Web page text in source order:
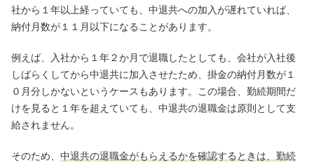
社から１年以上経っていても、中退共への加入が遅れていれば、
納付月数が１１月以下になることがあります。
例えば、入社から１年２か月で退職したとしても、会社が入社後
しばらくしてから中退共に加入させたため、掛金の納付月数が１
０月分しかないというケースもあります。この場合、勤続期間だ
けを見ると１年を超えていても、中退共の退職金は原則として支
給されません。
そのため、中退共の退職金がもらえるかを確認するときは、勤続